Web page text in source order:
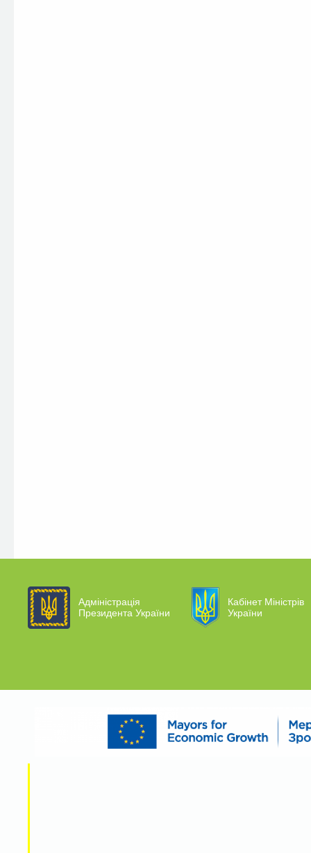
Адміністрація
Президента України
Кабінет Міністрів
України